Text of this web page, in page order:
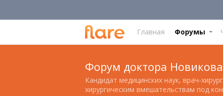
Главная Форумы
Форум доктора Новикова
Кандидат медицинских наук, врач-
хирургическим вмешательствам под